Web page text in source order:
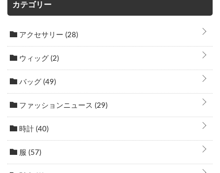
カテゴリー
アクセサリー (28)
ウィッグ (2)
バッグ (49)
ファッションニュース (29)
時計 (40)
服 (57)